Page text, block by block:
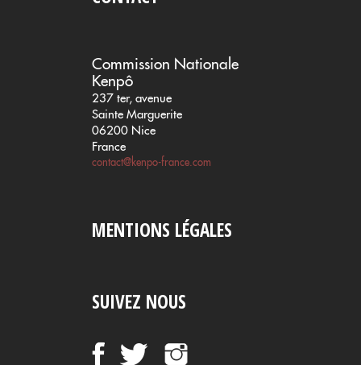
Commission Nationale
Kenpô
237 ter, avenue
Sainte Marguerite
06200 Nice
France
contact@kenpo-france.com
MENTIONS LÉGALES
SUIVEZ NOUS